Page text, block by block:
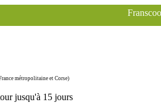
Franscoop, le plus grand
métropolitaine et Corse)
jusqu'à 15 jours